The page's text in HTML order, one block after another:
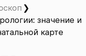
значение и
карте